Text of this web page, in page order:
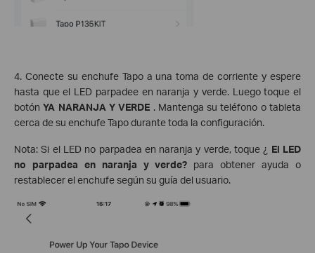
4. Conecte su enchufe Tapo a una toma de corriente y espere
hasta que el LED parpadee en naranja y verde. Luego toque el
botónYA NARANJA Y VERDE . Mantenga su teléfono o tableta
cerca de su enchufe Tapo durante toda la configuración.
Nota: Si el LED no parpadea en naranja y verde, toque ¿ El LED
no parpadea en naranja y verde? para obtener ayuda o
restablecer el enchufe según su guía del usuario.